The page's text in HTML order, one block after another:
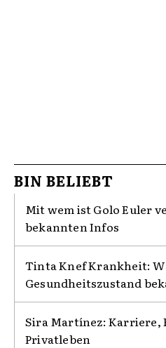
BIN BELIEBT
Mit wem ist Golo Euler
bekannten Infos
Tinta Knef Krankheit:
Gesundheitszustand
Sira Martínez: Karriere,
Privatleben